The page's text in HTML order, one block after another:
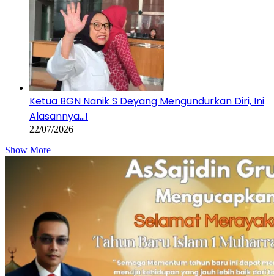
Ketua BGN Nanik S Deyang Mengundurkan Diri, Ini
Alasannya…!
22/07/2026
Show More